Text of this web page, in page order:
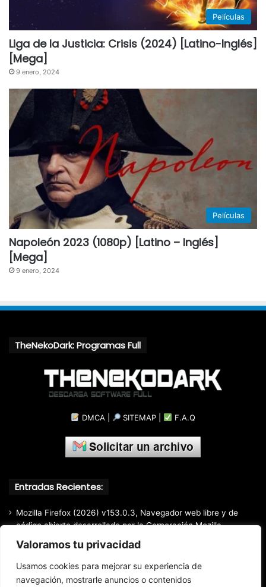
Valoramos tu privacidad
Usamos cookies para mejorar su experiencia de
navegación, mostrarle anuncios o contenidos
Películas
Liga de la Justicia: Crisis (2024) [Latino-Inglés]
[Mega]
9 enero, 2024
Películas
Napoleón 2023 (1080p) [Latino – Inglés]
[Mega]
9 enero, 2024
TheNekoDark: Programas Full
DMCA SITEMAP F.A.Q
Entradas Recientes:
Mozilla Firefox (2026) v153.0.3, Navegador web libre y de
código abierto​ desarrollado por la Corporación Mozilla
Total Audio Converter v6.1.0.305, Solución para convertir o
Markdown Monster (2026) Full Español [Mega]